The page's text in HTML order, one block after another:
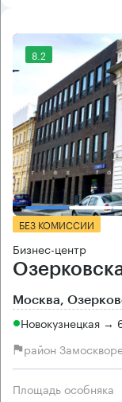
8.2
БЕЗ КОМИССИИ
Бизнес-центр
Москва,
Новокузнецкая →
район
Площадь особняка